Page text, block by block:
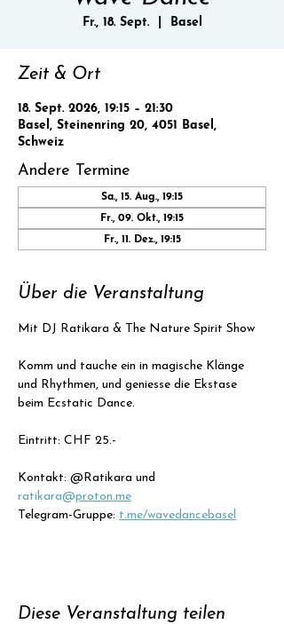
Fr., 18. Sept.
  |
Basel
Zeit & Ort
18. Sept. 2026, 19:15 – 21:30
Basel, Steinenring 20, 4051 Basel,
Schweiz
Andere Termine
Sa., 15. Aug., 19:15
Fr., 09. Okt., 19:15
Fr., 11. Dez., 19:15
Über die Veranstaltung
Mit DJ Ratikara & The Nature Spirit Show
Komm und tauche ein in magische Klänge
und Rhythmen, und geniesse die Ekstase
beim Ecstatic Dance.
Eintritt: CHF 25.-
Kontakt: @Ratikara und
ratikara@proton.me
Telegram-Gruppe: t.me/wavedancebasel
Diese Veranstaltung teilen